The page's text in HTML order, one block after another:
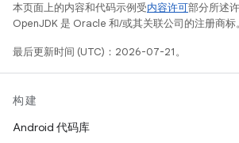
本页面上的内容和代码示例受内容许可部分所述
OpenJDK 是 Oracle 和/或其关联公司的注册商标。
最后更新时间 (UTC)：2026-07-21。
构建
Android 代码库